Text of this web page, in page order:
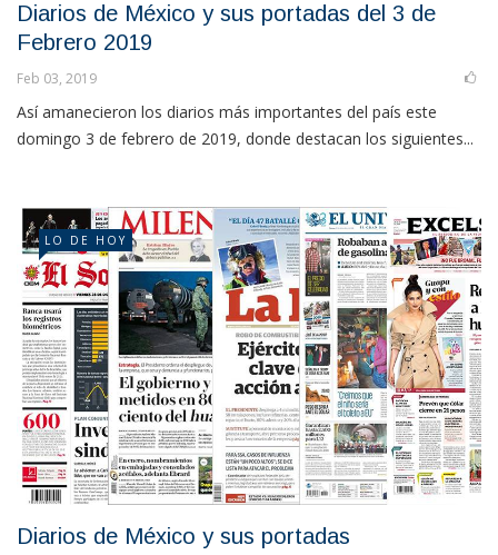
Diarios de México y sus portadas del 3 de
Febrero 2019
Feb 03, 2019
Así amanecieron los diarios más importantes del país este
domingo 3 de febrero de 2019, donde destacan los siguientes...
LO DE HOY
Diarios de México y sus portadas